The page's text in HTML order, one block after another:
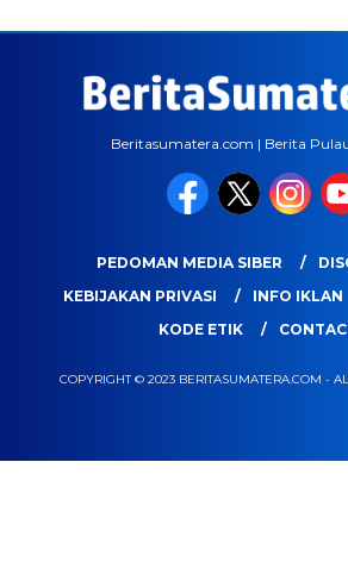
Beritasumatera.com | Berita
PEDOMAN MEDIA SIBER
KEBIJAKAN PRIVASI
INFO IKLAN
KODE ETIK
COPYRIGHT © 2023 BERITASUMATERA.COM -